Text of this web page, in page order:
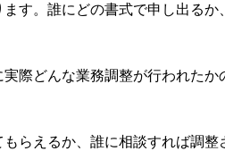
す。誰にどの書式で申し出るか
際どんな業務調整が行われたか
らえるか、誰に相談すれば調整